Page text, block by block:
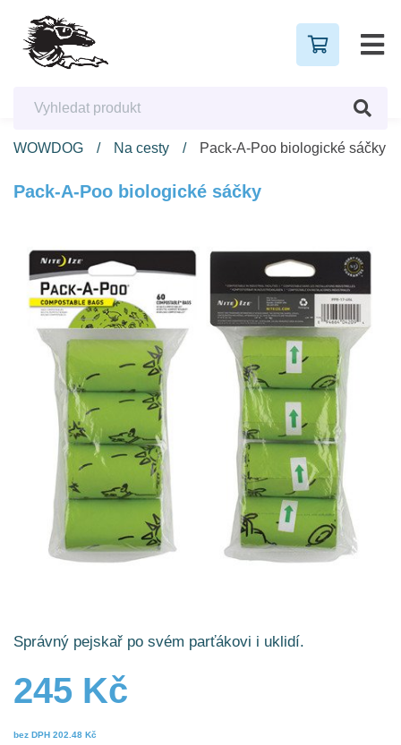
WOWDOG Na cesty Pack-A-Poo biologické sáčky
Pack-A-Poo biologické sáčky
Správný pejskař po svém parťákovi i uklidí.
245 Kč
bez DPH 202.48 Kč